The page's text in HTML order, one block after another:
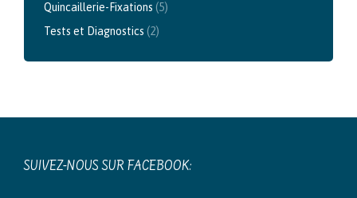
Quincaillerie-Fixations (5)
Tests et Diagnostics (2)
SUIVEZ-NOUS SUR FACEBOOK: